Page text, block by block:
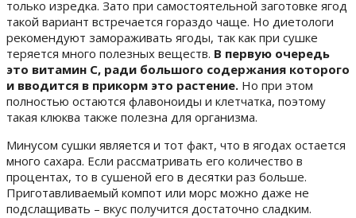
только изредка. Зато при самостоятельной заготовке ягод
такой вариант встречается гораздо чаще. Но диетологи
рекомендуют замораживать ягоды, так как при сушке
теряется много полезных веществ. В первую очередь
это витамин С, ради большого содержания которого
и вводится в прикорм это растение. Но при этом
полностью остаются флавоноиды и клетчатка, поэтому
такая клюква также полезна для организма.
Минусом сушки является и тот факт, что в ягодах остается
много сахара. Если рассматривать его количество в
процентах, то в сушеной его в десятки раз больше.
Приготавливаемый компот или морс можно даже не
подслащивать – вкус получится достаточно сладким.